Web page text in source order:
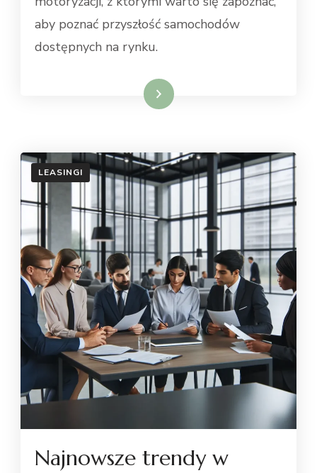
aby poznać przyszłość samochodów
dostępnych na rynku.
Dowiedz się więcej
LEASINGI
Najnowsze trendy w